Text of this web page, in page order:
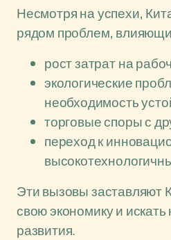
Несмотря на успехи,
рядом проблем,
рост затрат на
экологические
необходимость
торговые споры с
переход к
Эти вызовы заставляют
свою экономику и
развития.